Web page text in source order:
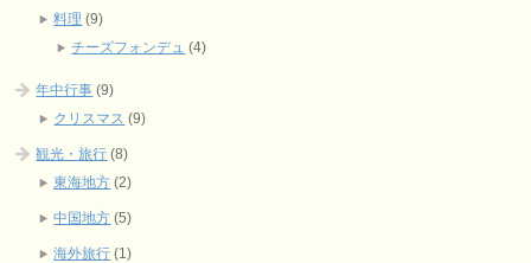
料理 (9)
チーズフォンデュ (4)
年中行事 (9)
クリスマス (9)
観光・旅行 (8)
東海地方 (2)
中国地方 (5)
海外旅行 (1)